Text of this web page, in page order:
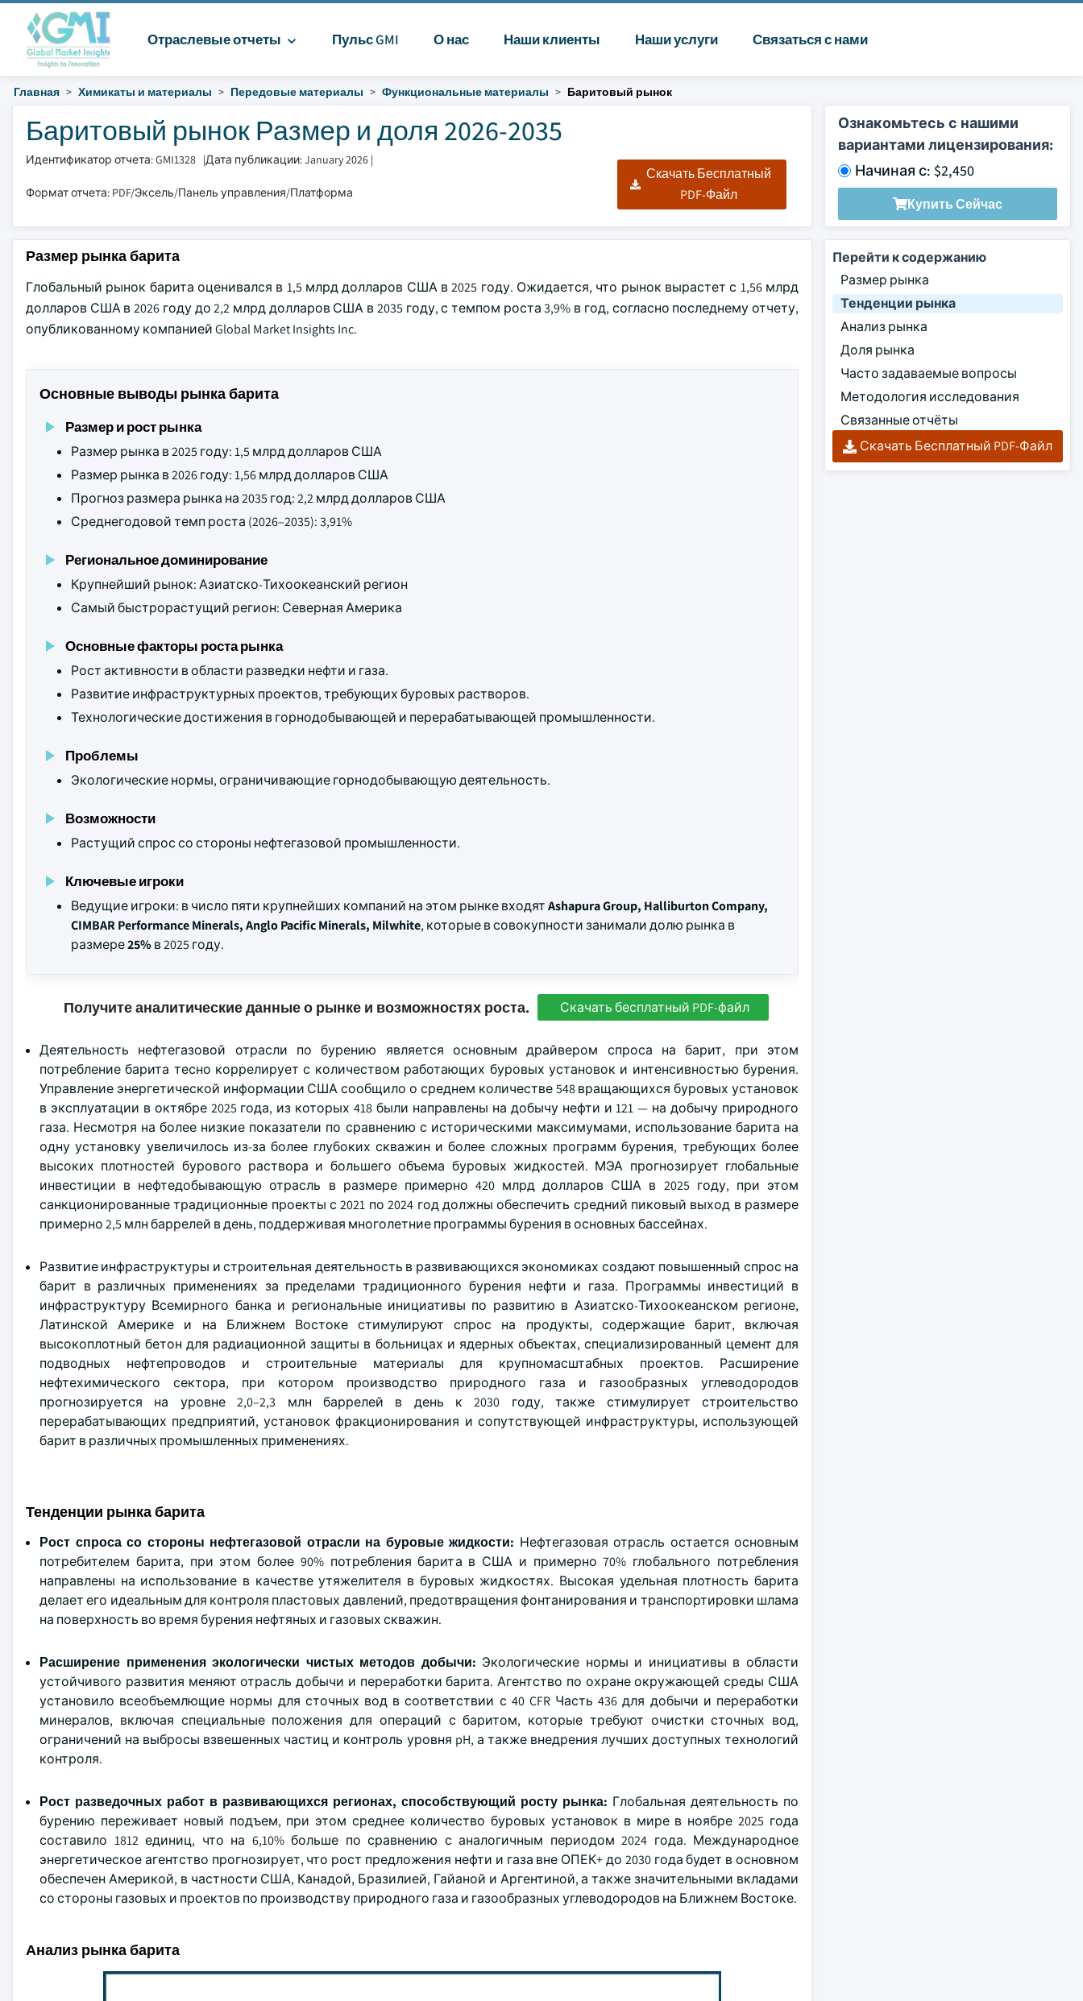
Отраслевые отчеты Пульс GMI О нас Наши клиенты Наши услуги Связаться с нами
Главная Химикаты и материалы Передовые материалы Функциональные материалы Баритовый рынок
Баритовый рынок Размер и доля 2026-2035
Идентификатор отчета: GMI1328 |Дата публикации: January 2026 |
Формат отчета: PDF/Эксель/Панель управления/Платформа
Скачать Бесплатный
PDF-Файл
Ознакомьтесь с нашими
вариантами лицензирования:
Начиная с: $2,450
Купить Сейчас
Размер рынка барита
Глобальный рынок барита оценивался в 1,5 млрд долларов США в 2025 году. Ожидается, что рынок вырастет с 1,56 млрд
долларов США в 2026 году до 2,2 млрд долларов США в 2035 году, с темпом роста 3,9% в год, согласно последнему отчету,
опубликованному компанией Global Market Insights Inc.
Основные выводы рынка барита
Размер и рост рынка
Размер рынка в 2025 году: 1,5 млрд долларов США
Размер рынка в 2026 году: 1,56 млрд долларов США
Прогноз размера рынка на 2035 год: 2,2 млрд долларов США
Среднегодовой темп роста (2026–2035): 3,91%
Региональное доминирование
Крупнейший рынок: Азиатско-Тихоокеанский регион
Самый быстрорастущий регион: Северная Америка
Основные факторы роста рынка
Рост активности в области разведки нефти и газа.
Развитие инфраструктурных проектов, требующих буровых растворов.
Технологические достижения в горнодобывающей и перерабатывающей промышленности.
Проблемы
Экологические нормы, ограничивающие горнодобывающую деятельность.
Возможности
Растущий спрос со стороны нефтегазовой промышленности.
Ключевые игроки
Ведущие игроки: в число пяти крупнейших компаний на этом рынке входятAshapura Group, Halliburton Company,
CIMBAR Performance Minerals, Anglo Pacific Minerals, Milwhite, которые в совокупности занимали долю рынка в
размере25% в 2025 году.
Получите аналитические данные о рынке и возможностях роста. Скачать бесплатный PDF-файл
Деятельность нефтегазовой отрасли по бурению является основным драйвером спроса на барит, при этом
потребление барита тесно коррелирует с количеством работающих буровых установок и интенсивностью бурения.
Управление энергетической информации США сообщило о среднем количестве 548 вращающихся буровых установок
в эксплуатации в октябре 2025 года, из которых 418 были направлены на добычу нефти и 121 — на добычу природного
газа. Несмотря на более низкие показатели по сравнению с историческими максимумами, использование барита на
одну установку увеличилось из-за более глубоких скважин и более сложных программ бурения, требующих более
высоких плотностей бурового раствора и большего объема буровых жидкостей. МЭА прогнозирует глобальные
инвестиции в нефтедобывающую отрасль в размере примерно 420 млрд долларов США в 2025 году, при этом
санкционированные традиционные проекты с 2021 по 2024 год должны обеспечить средний пиковый выход в размере
примерно 2,5 млн баррелей в день, поддерживая многолетние программы бурения в основных бассейнах.
Развитие инфраструктуры и строительная деятельность в развивающихся экономиках создают повышенный спрос на
барит в различных применениях за пределами традиционного бурения нефти и газа. Программы инвестиций в
инфраструктуру Всемирного банка и региональные инициативы по развитию в Азиатско-Тихоокеанском регионе,
Латинской Америке и на Ближнем Востоке стимулируют спрос на продукты, содержащие барит, включая
высокоплотный бетон для радиационной защиты в больницах и ядерных объектах, специализированный цемент для
подводных нефтепроводов и строительные материалы для крупномасштабных проектов. Расширение
нефтехимического сектора, при котором производство природного газа и газообразных углеводородов
прогнозируется на уровне 2,0–2,3 млн баррелей в день к 2030 году, также стимулирует строительство
перерабатывающих предприятий, установок фракционирования и сопутствующей инфраструктуры, использующей
барит в различных промышленных применениях.
Тенденции рынка барита
Рост спроса со стороны нефтегазовой отрасли на буровые жидкости: Нефтегазовая отрасль остается основным
потребителем барита, при этом более 90% потребления барита в США и примерно 70% глобального потребления
направлены на использование в качестве утяжелителя в буровых жидкостях. Высокая удельная плотность барита
делает его идеальным для контроля пластовых давлений, предотвращения фонтанирования и транспортировки шлама
на поверхность во время бурения нефтяных и газовых скважин.
Расширение применения экологически чистых методов добычи: Экологические нормы и инициативы в области
устойчивого развития меняют отрасль добычи и переработки барита. Агентство по охране окружающей среды США
установило всеобъемлющие нормы для сточных вод в соответствии с 40 CFR Часть 436 для добычи и переработки
минералов, включая специальные положения для операций с баритом, которые требуют очистки сточных вод,
ограничений на выбросы взвешенных частиц и контроль уровня pH, а также внедрения лучших доступных технологий
контроля.
Рост разведочных работ в развивающихся регионах, способствующий росту рынка: Глобальная деятельность по
бурению переживает новый подъем, при этом среднее количество буровых установок в мире в ноябре 2025 года
составило 1812 единиц, что на 6,10% больше по сравнению с аналогичным периодом 2024 года. Международное
энергетическое агентство прогнозирует, что рост предложения нефти и газа вне ОПЕК+ до 2030 года будет в основном
обеспечен Америкой, в частности США, Канадой, Бразилией, Гайаной и Аргентиной, а также значительными вкладами
со стороны газовых и проектов по производству природного газа и газообразных углеводородов на Ближнем Востоке.
Анализ рынка барита
Перейти к содержанию
Размер рынка
Тенденции рынка
Анализ рынка
Доля рынка
Часто задаваемые вопросы
Методология исследования
Связанные отчёты
Скачать Бесплатный PDF-Файл